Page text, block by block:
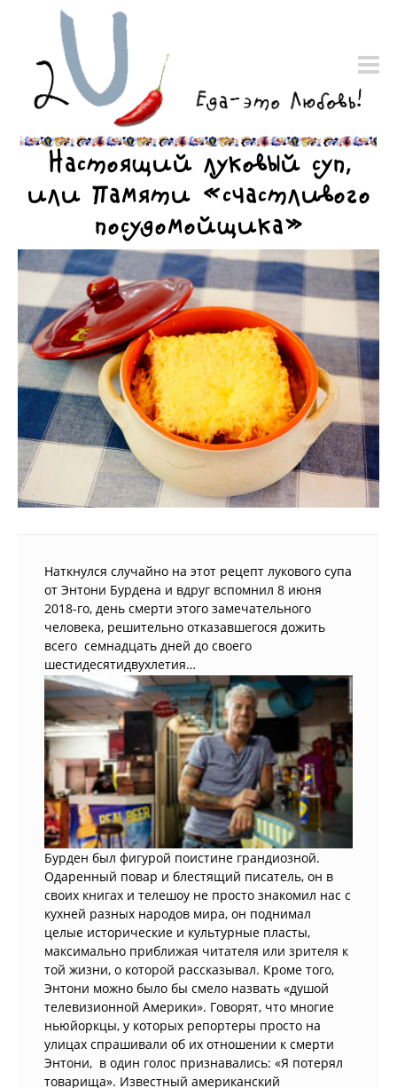
Настоящий луковый суп,
или Памяти «счастливого
посудомойщика»
Наткнулся случайно на этот рецепт лукового супа
от Энтони Бурдена и вдруг вспомнил 8 июня
2018-го, день смерти этого замечательного
человека, решительно отказавшегося дожить
всего семнадцать дней до своего
шестидесятидвухлетия…
Бурден был фигурой поистине грандиозной.
Одаренный повар и блестящий писатель, он в
своих книгах и телешоу не просто знакомил нас с
кухней разных народов мира, он поднимал
целые исторические и культурные пласты,
максимально приближая читателя или зрителя к
той жизни, о которой рассказывал. Кроме того,
Энтони можно было бы смело назвать «душой
телевизионной Америки». Говорят, что многие
ньюйоркцы, у которых репортеры просто на
улицах спрашивали об их отношении к смерти
Энтони, в один голос признавались: «Я потерял
товарища». Известный американский